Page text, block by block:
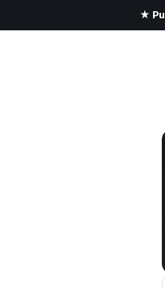
★